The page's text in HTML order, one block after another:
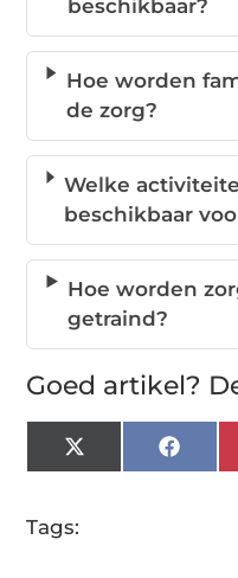
beschikbaar?
Hoe worden
de zorg?
Welke
beschikbaar
Hoe worden
getraind?
Goed artikel?
X
(Twitter)
Tags: